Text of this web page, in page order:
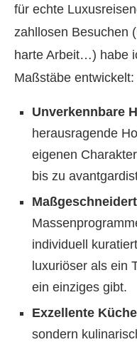
für echte
zahllosen Besuchen
harte Arbeit…) habe
Maßstäbe entwickelt:
Unverkennbare
herausragende
eigenen
bis zu
individuell
luxuriöser als ein
ein einziges gibt.
Exzellente
sondern